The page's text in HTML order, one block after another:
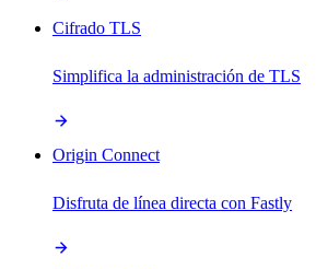
Cifrado TLS
Simplifica la administración de TLS
Origin Connect
Disfruta de línea directa con Fastly